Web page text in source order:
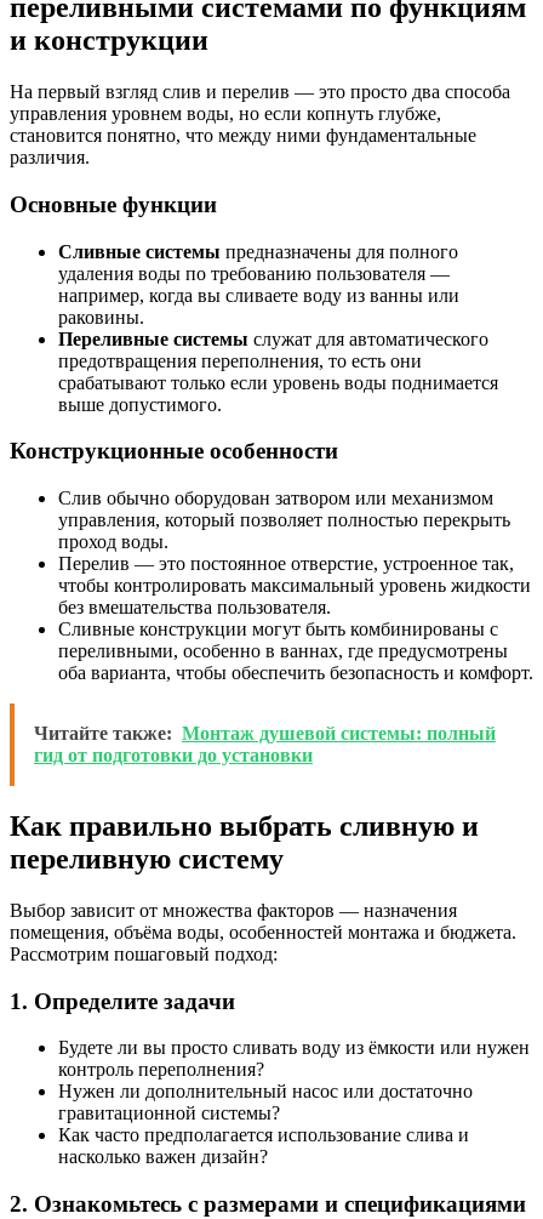
переливными системами по функциям
и конструкции
На первый взгляд слив и перелив — это просто два способа
управления уровнем воды, но если копнуть глубже,
становится понятно, что между ними фундаментальные
различия.
Основные функции
Сливные системы предназначены для полного
удаления воды по требованию пользователя —
например, когда вы сливаете воду из ванны или
раковины.
Переливные системы служат для автоматического
предотвращения переполнения, то есть они
срабатывают только если уровень воды поднимается
выше допустимого.
Конструкционные особенности
Слив обычно оборудован затвором или механизмом
управления, который позволяет полностью перекрыть
проход воды.
Перелив — это постоянное отверстие, устроенное так,
чтобы контролировать максимальный уровень жидкости
без вмешательства пользователя.
Сливные конструкции могут быть комбинированы с
переливными, особенно в ваннах, где предусмотрены
оба варианта, чтобы обеспечить безопасность и комфорт.
Читайте также: Монтаж душевой системы: полный
гид от подготовки до установки
Как правильно выбрать сливную и
переливную систему
Выбор зависит от множества факторов — назначения
помещения, объёма воды, особенностей монтажа и бюджета.
Рассмотрим пошаговый подход:
1. Определите задачи
Будете ли вы просто сливать воду из ёмкости или нужен
контроль переполнения?
Нужен ли дополнительный насос или достаточно
гравитационной системы?
Как часто предполагается использование слива и
насколько важен дизайн?
2. Ознакомьтесь с размерами и спецификациями